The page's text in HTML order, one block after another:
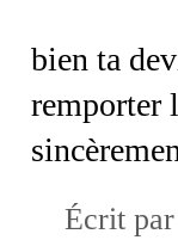
bien ta
remporter
Écrit